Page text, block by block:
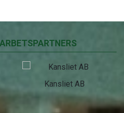
Kansliet AB